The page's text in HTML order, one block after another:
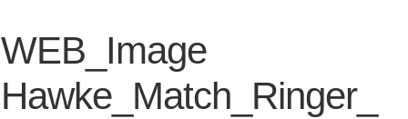
WEB_Image
Hawke_Match_Ringer_